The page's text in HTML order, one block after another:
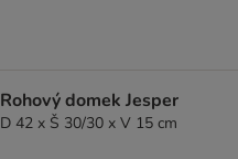
Rohový domek Jesper
D 42 x Š 30/30 x V 15 cm